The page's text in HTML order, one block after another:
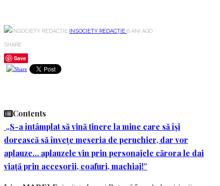
INSOCIETY REDACȚIE 6 ANI AGO
SHARE
Save
Contents
„S-a întâmplat să vină tinere la mine care să își
dorească să învețe meseria de peruchier, dar vor
aplauze… aplauzele vin prin personajele cărora le dai
viață prin accesorii, coafuri, machiaj!”